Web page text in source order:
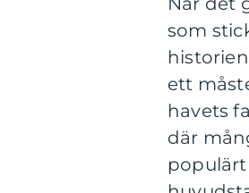
som
ett
havets
där